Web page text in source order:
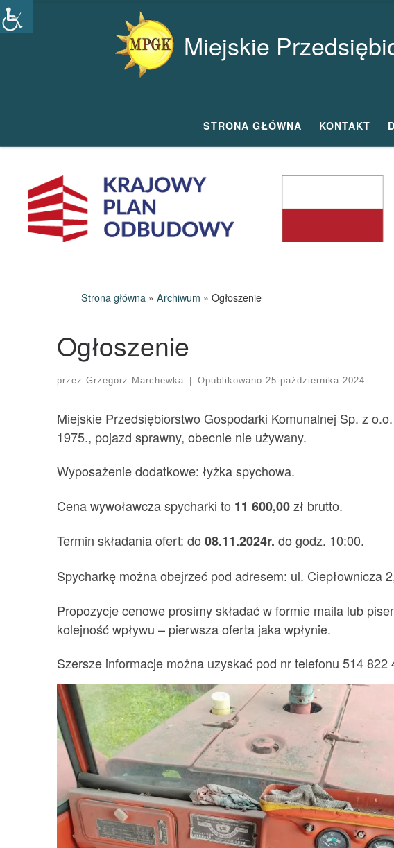
Przejdź do treści
Miejskie
STRONA GŁÓWNA KONTAKT
Strona główna » Archiwum » Ogłoszenie
Ogłoszenie
przezGrzegorz Marchewka Opublikowano 25 października 2024
Miejskie Przedsiębiorstwo Gospodarki Komunalnej Sp. z
1975., pojazd sprawny, obecnie nie używany.
Wyposażenie dodatkowe: łyżka spychowa.
Cena wywoławcza spycharki to 11 600,00zł brutto.
Termin składania ofert: do08.11.2024r. do godz. 10:00.
Spycharkę można obejrzeć pod adresem: ul. Ciepłownicza
Propozycje cenowe prosimy składać w formie maila lub
kolejność wpływu – pierwsza oferta jaka wpłynie.
Szersze informacje można uzyskać pod nr telefonu 514 822